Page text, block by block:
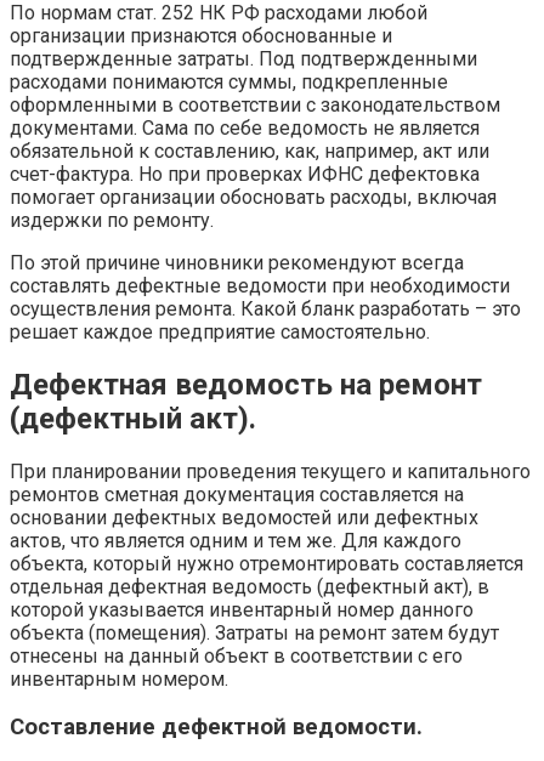
По нормам стат. 252 НК РФ расходами любой
организации признаются обоснованные и
подтвержденные затраты. Под подтвержденными
расходами понимаются суммы, подкрепленные
оформленными в соответствии с законодательством
документами. Сама по себе ведомость не является
обязательной к составлению, как, например, акт или
счет-фактура. Но при проверках ИФНС дефектовка
помогает организации обосновать расходы, включая
издержки по ремонту.
По этой причине чиновники рекомендуют всегда
составлять дефектные ведомости при необходимости
осуществления ремонта. Какой бланк разработать – это
решает каждое предприятие самостоятельно.
Дефектная ведомость на ремонт
(дефектный акт).
При планировании проведения текущего и капитального
ремонтов сметная документация составляется на
основании дефектных ведомостей или дефектных
актов, что является одним и тем же. Для каждого
объекта, который нужно отремонтировать составляется
отдельная дефектная ведомость (дефектный акт), в
которой указывается инвентарный номер данного
объекта (помещения). Затраты на ремонт затем будут
отнесены на данный объект в соответствии с его
инвентарным номером.
Составление дефектной ведомости.